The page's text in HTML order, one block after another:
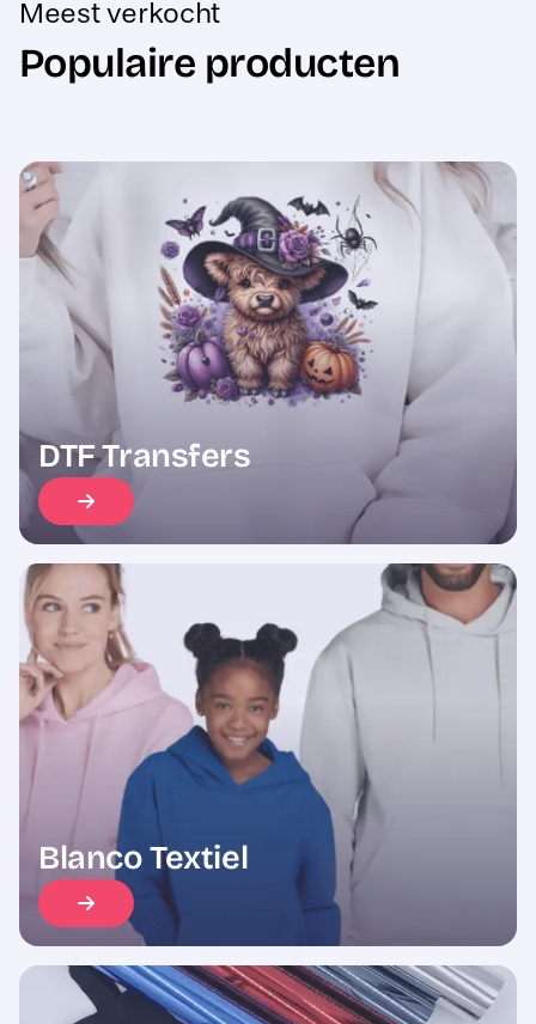
Sale
Populaire producten
DTF Transfers
Blanco Textiel